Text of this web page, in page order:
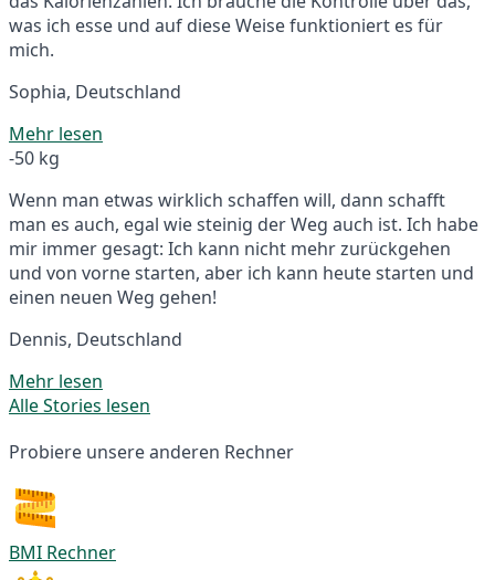
was ich esse und auf diese Weise funktioniert es für
mich.
Sophia, Deutschland
Mehr lesen
-50 kg
Wenn man etwas wirklich schaffen will, dann schafft
man es auch, egal wie steinig der Weg auch ist. Ich habe
mir immer gesagt: Ich kann nicht mehr zurückgehen
und von vorne starten, aber ich kann heute starten und
einen neuen Weg gehen!
Dennis, Deutschland
Mehr lesen
Alle Stories lesen
Probiere unsere anderen Rechner
BMI Rechner